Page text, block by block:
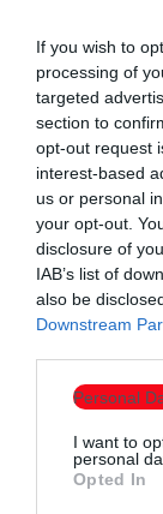
If you wish to
processing of
targeted
section to
opt-out request
interest-based
us or personal
your opt-out.
disclosure of
IAB’s list of
also be
Downstream
Personal
I want to
personal
Opted In
Συντάχθηκε από: